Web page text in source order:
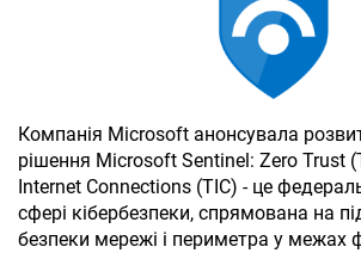
Компанія Microsoft анонсувала
рішення Microsoft Sentinel: Zero Trust
Internet Connections (TIC) - це
сфері кібербезпеки, спрямована на
безпеки мережі і периметра у межах